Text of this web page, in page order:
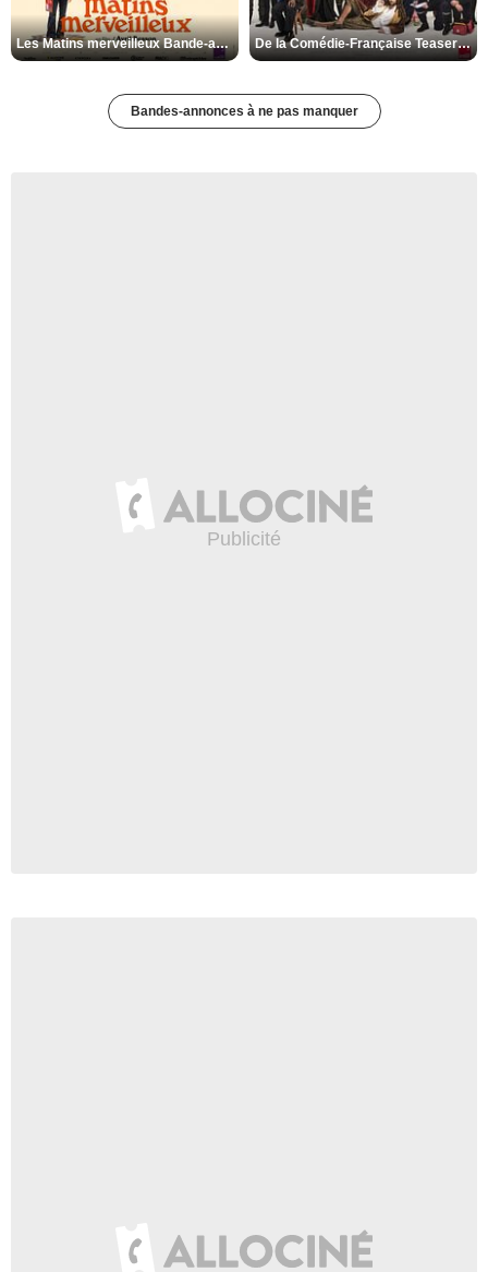
Les Matins merveilleux Bande-annonce VF De la Comédie-Française Teaser VF
Bandes-annonces à ne pas manquer